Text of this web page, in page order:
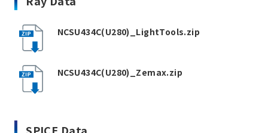
NCSU434C(U280)_LightTools.zip
NCSU434C(U280)_Zemax.zip
SPICE Data